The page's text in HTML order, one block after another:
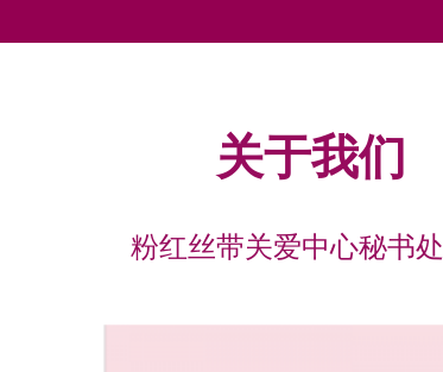
关于我们
粉红丝带关爱中心秘书处